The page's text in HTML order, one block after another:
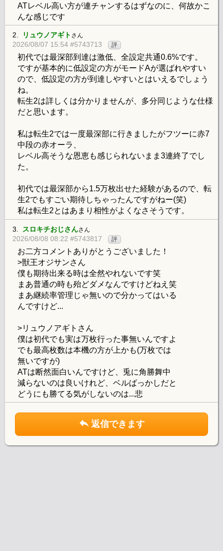
ATレベル高い方が連チャンするはずなのに、何故かこ
んな感じです
2. リュウノアギト さん
2026/08/07 15:54 #5743713 評
初代では最深部到達は激低、全設定共通0.6%です。
ですが基本的に低設定の方がモードAが選ばれやすい
ので、低設定の方が到達しやすいとはいえるでしょう
ね。
転生2は詳しくは分かりませんが、多分同じような仕様
だと思います。
私は転生2では一度最深部に行きましたがフツーに赤7
中段の赤オーラ、
レベル高そうな恩恵も感じられないまま3連終了でし
た。
初代では最深部から1.5万枚出せた経験があるので、転
生2でもすごい期待しちゃったんですがねー(笑)
私は転生2とはあまり相性がよくなさそうです。
3. スロキチおじさんさん
2026/08/08 08:22 #5743817 評
お二方コメントありがとうございました！
>獣王オジサンさん
僕も期待出来る時は全然やれないです笑
まあ普通の時も殆どダメなんですけどねえ笑
まあ継続率管理じゃ無いので分かってはいる
んですけど...
>リュウノアギトさん
僕は初代でも実は万枚行った事無いんですよ
でも最高枚数は本機の方が上かも(万枚では
無いですが)
ATは断然面白いんですけど、兎に角勝舞中
減らないのは良いけれど、ベルばっかしだと
どうにも勝てる気がしないのは...悲
返信できます